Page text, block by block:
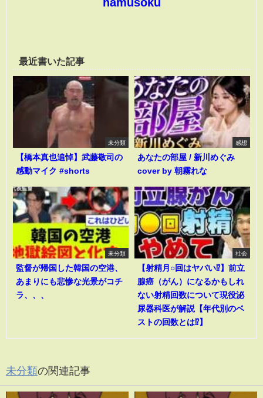
hamusoku
最近書いた記事
未分類
【橋本真也追悼】武藤敬司の
感動マイク #shorts
感想
あなたの部屋 / 新川めぐみ
cover by 朝霧れな
未分類
監督が帰国した韓国の空港、
あまりにも悲惨な光景がコチ
ラ、、、
社会
【射精月○回はヤバい⁉︎】前立
腺癌（がん）になるかもしれ
ない射精回数について現役泌
尿器科医が解説【年代別のベ
ストの回数とは⁉︎】
未分類の関連記事